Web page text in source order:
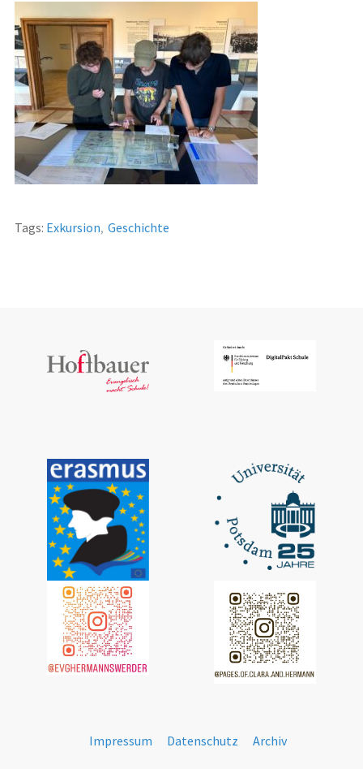
Tags: Exkursion, Geschichte
Impressum Datenschutz Archiv